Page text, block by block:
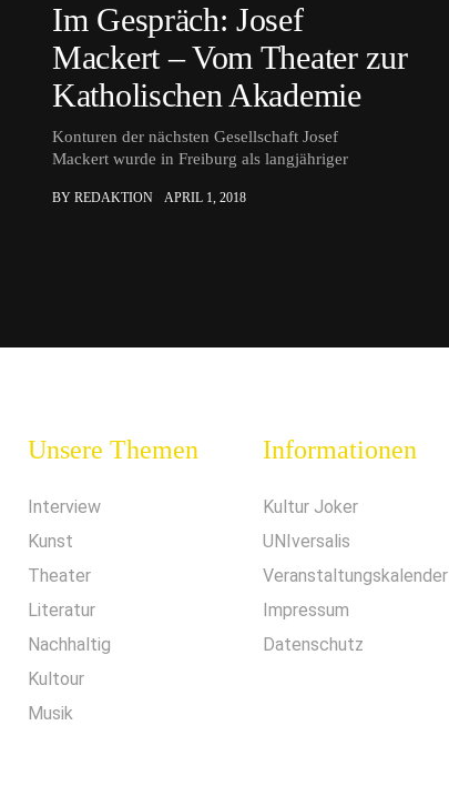
Im Gespräch: Josef
Mackert – Vom Theater zur
Katholischen Akademie
Konturen der nächsten Gesellschaft Josef
Mackert wurde in Freiburg als langjähriger
BY REDAKTION APRIL 1, 2018
Unsere Themen
Interview
Kunst
Theater
Literatur
Nachhaltig
Kultour
Musik
Informationen
Kultur Joker
UNIversalis
Veranstaltungskalender
Impressum
Datenschutz